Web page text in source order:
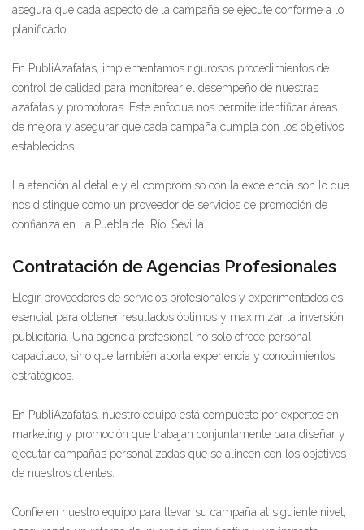
asegura que cada aspecto de la campaña se ejecute conforme a lo
planificado.
En PubliAzafatas, implementamos rigurosos procedimientos de
control de calidad para monitorear el desempeño de nuestras
azafatas y promotoras. Este enfoque nos permite identificar áreas
de mejora y asegurar que cada campaña cumpla con los objetivos
establecidos.
La atención al detalle y el compromiso con la excelencia son lo que
nos distingue como un proveedor de servicios de promoción de
confianza en La Puebla del Río, Sevilla.
Contratación de Agencias Profesionales
Elegir proveedores de servicios profesionales y experimentados es
esencial para obtener resultados óptimos y maximizar la inversión
publicitaria. Una agencia profesional no solo ofrece personal
capacitado, sino que también aporta experiencia y conocimientos
estratégicos.
En PubliAzafatas, nuestro equipo está compuesto por expertos en
marketing y promoción que trabajan conjuntamente para diseñar y
ejecutar campañas personalizadas que se alineen con los objetivos
de nuestros clientes.
Confíe en nuestro equipo para llevar su campaña al siguiente nivel,